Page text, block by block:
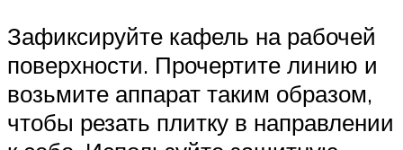
Зафиксируйте кафель на рабочей
поверхности. Прочертите линию и
возьмите аппарат таким образом,
чтобы резать плитку в направлении